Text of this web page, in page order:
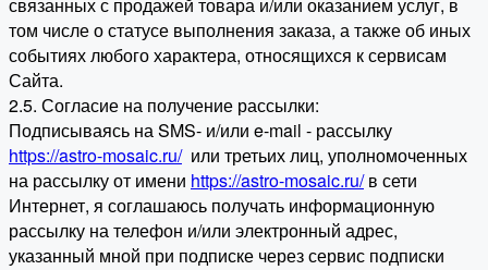
том числе о статусе выполнения заказа, а также об иных
событиях любого характера, относящихся к сервисам
Сайта.
2.5. Согласие на получение рассылки:
Подписываясь на SMS- и/или e-mail - рассылку
https://astro-mosaic.ru/или третьих лиц, уполномоченных
на рассылку от имени https://astro-mosaic.ru/в сети
Интернет, я соглашаюсь получать информационную
рассылку на телефон и/или электронный адрес,
указанный мной при подписке через сервис подписки